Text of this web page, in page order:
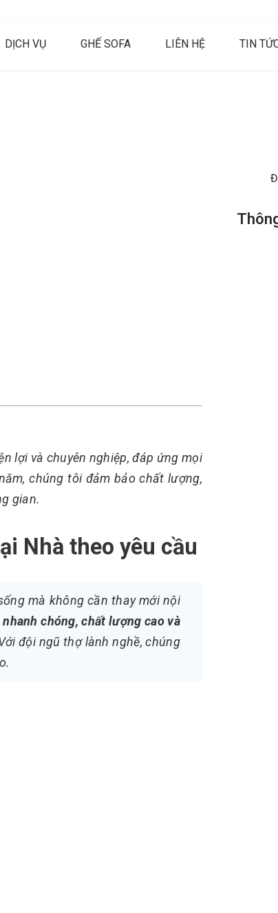
DỊCH VỤ GHẾ SOFA LIÊN HỆ TIN
lợi và chuyên nghiệp, đáp ứng mọi
chúng tôi đảm bảo chất lượng,
gian.
Nhà theo yêu cầu
mà không cần thay mới nội
nhanh chóng, chất lượng cao và
đội ngũ thợ lành nghề, chúng